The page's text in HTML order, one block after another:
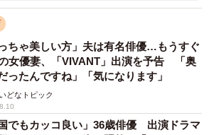
っちゃ美しい方」夫は有名俳優…もうすぐ
女優妻、「VIVANT」出演を予告 「奥
ったんですね」「気になります」
どなトピック
国でもカッコ良い」36歳俳優 出演ドラマ